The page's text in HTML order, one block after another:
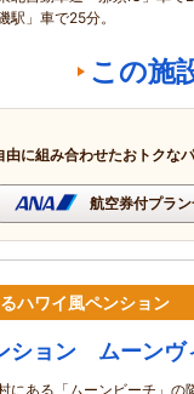
駅」車で25分。
この施
由に組み合わせたおトクな
航空券付プラ
ハワイ風ペンション
ション ムーンヴ
にある「ムーンビーチ」の